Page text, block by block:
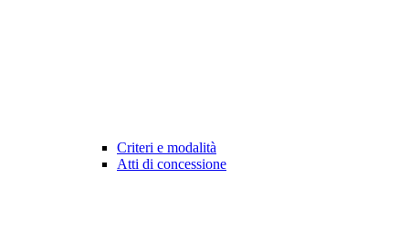
Criteri e modalità
Atti di concessione